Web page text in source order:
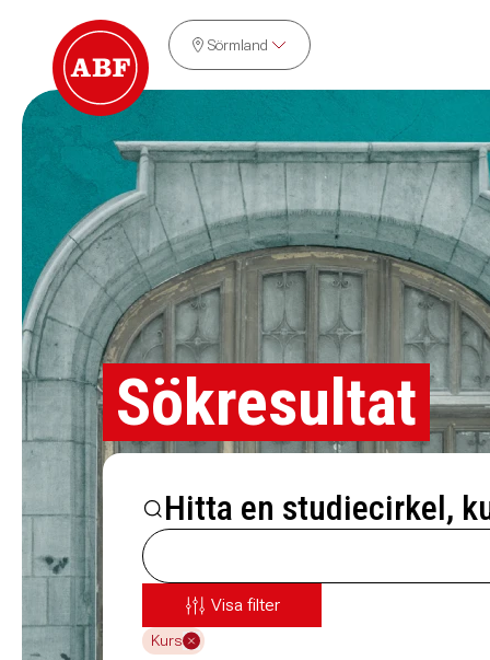
Sörmland
Sökresultat
Hitta en studiecirkel,
Visa filter
Kurs